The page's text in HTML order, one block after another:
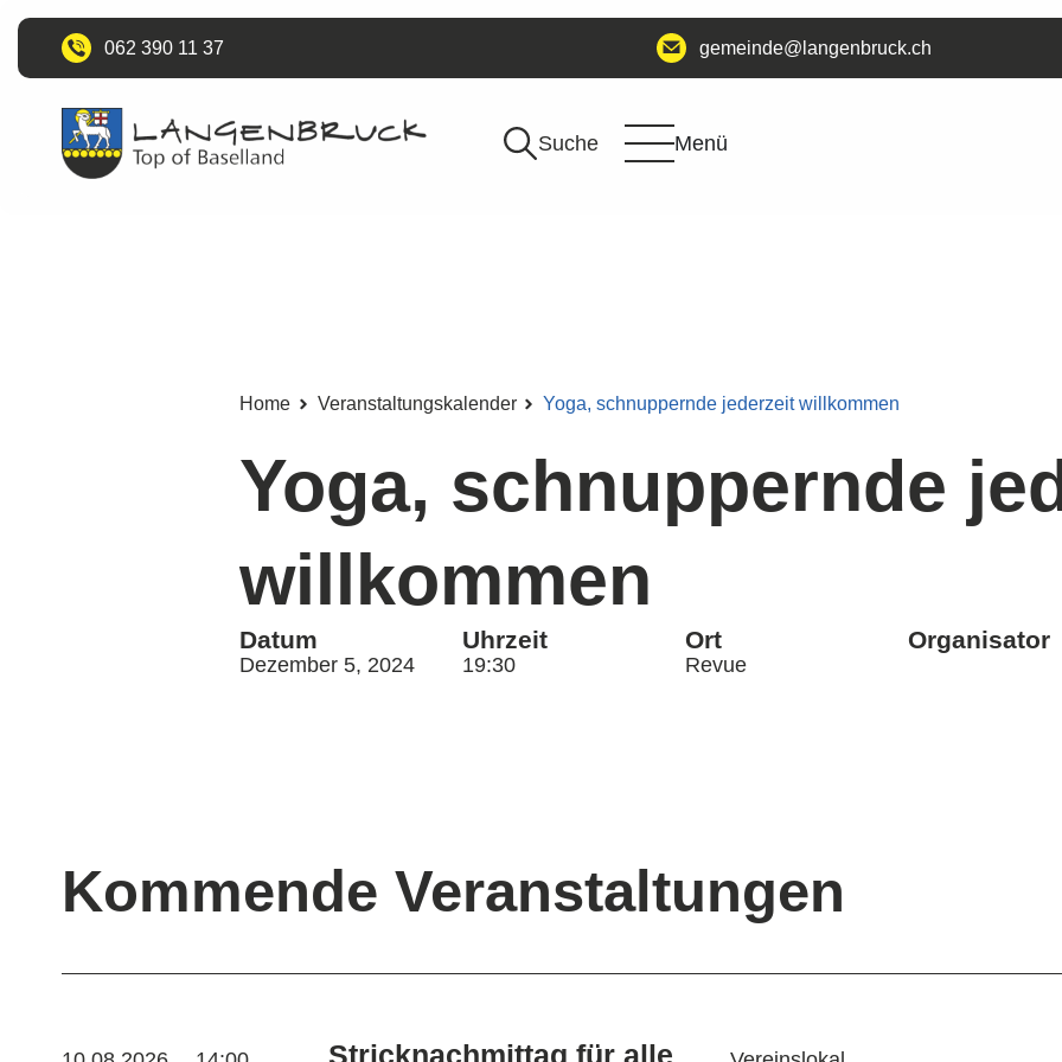
062 390 11 37 hc.kcurbnegnal
@edniemeg
Suche Menü
Home Veranstaltungskalender Yoga, schnuppernde jederzeit willkommen
Yoga, schnuppernde
willkommen
Datum
Dezember 5, 2024
Uhrzeit
19:30
Ort
Revue
Organisator
Kommende Veranstaltungen
Stricknachmittag für alle